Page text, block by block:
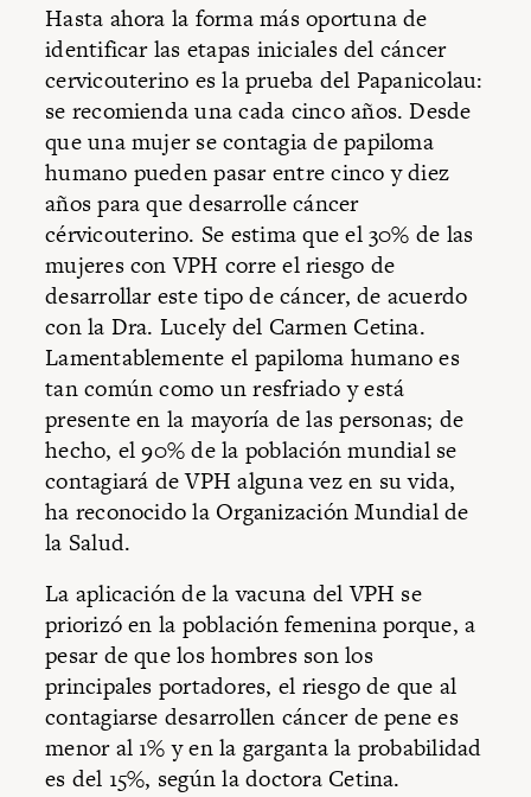
Hasta ahora la forma más oportuna de
identificar las etapas iniciales del cáncer
cervicouterino es la prueba del Papanicolau:
se recomienda una cada cinco años. Desde
que una mujer se contagia de papiloma
humano pueden pasar entre cinco y diez
años para que desarrolle cáncer
cérvicouterino. Se estima que el 30% de las
mujeres con VPH corre el riesgo de
desarrollar este tipo de cáncer, de acuerdo
con la Dra. Lucely del Carmen Cetina.
Lamentablemente el papiloma humano es
tan común como un resfriado y está
presente en la mayoría de las personas; de
hecho, el 90% de la población mundial se
contagiará de VPH alguna vez en su vida,
ha reconocido la Organización Mundial de
la Salud.
La aplicación de la vacuna del VPH se
priorizó en la población femenina porque, a
pesar de que los hombres son los
principales portadores, el riesgo de que al
contagiarse desarrollen cáncer de pene es
menor al 1% y en la garganta la probabilidad
es del 15%, según la doctora Cetina.